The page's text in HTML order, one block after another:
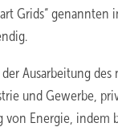
Grids“
Ausarbeitung
und Gewerbe,
Energie, indem